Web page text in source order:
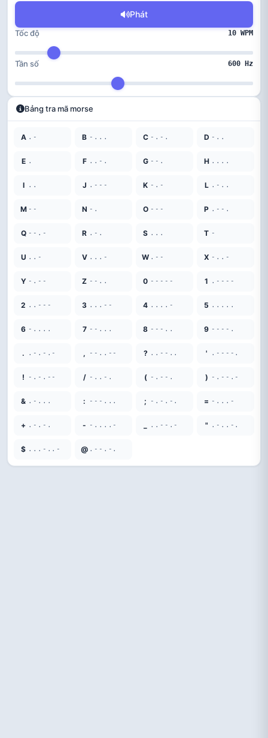
Phát
Tốc độ 10 WPM
Tần số 600 Hz
Bảng tra mã morse
A .- B -... C -.-. D -..
E . F ..-. G --. H ....
I .. J .--- K -.- L .-..
M -- N -. O --- P .--.
Q --.- R .-. S ... T -
U ..- V ...- W .-- X -..-
Y -.-- Z --.. 0 ----- 1 .----
2 ..--- 3 ...-- 4 ....- 5 .....
6 -.... 7 --... 8 ---.. 9 ----.
. .-.-.- , --..-- ? ..--.. ' .----.
! -.-.-- / -..-. ( -.--. ) -.--.-
& .-... : ---... ; -.-.-. = -...-
+ .-.-. - -....- ..--.- " .-..-.
$ ...-..- @ .--.-.